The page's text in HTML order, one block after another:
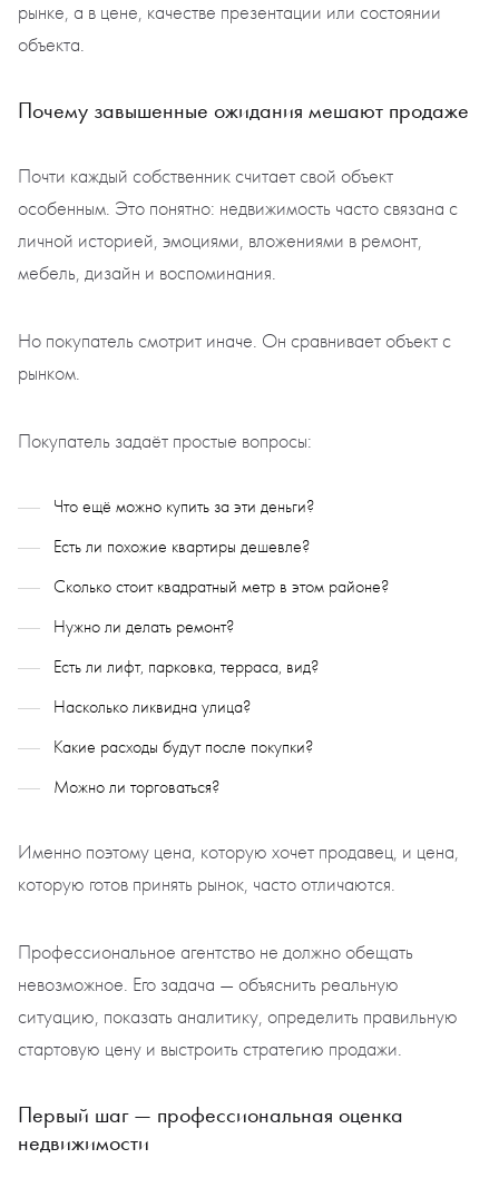
рынке, а в цене, качестве презентации или состоянии
объекта.
Почему завышенные ожидания мешают продаже
Почти каждый собственник считает свой объект
особенным. Это понятно: недвижимость часто связана с
личной историей, эмоциями, вложениями в ремонт,
мебель, дизайн и воспоминания.
Но покупатель смотрит иначе. Он сравнивает объект с
рынком.
Покупатель задаёт простые вопросы:
Что ещё можно купить за эти деньги?
Есть ли похожие квартиры дешевле?
Сколько стоит квадратный метр в этом районе?
Нужно ли делать ремонт?
Есть ли лифт, парковка, терраса, вид?
Насколько ликвидна улица?
Какие расходы будут после покупки?
Можно ли торговаться?
Именно поэтому цена, которую хочет продавец, и цена,
которую готов принять рынок, часто отличаются.
Профессиональное агентство не должно обещать
невозможное. Его задача — объяснить реальную
ситуацию, показать аналитику, определить правильную
стартовую цену и выстроить стратегию продажи.
Первый шаг — профессиональная оценка
недвижимости